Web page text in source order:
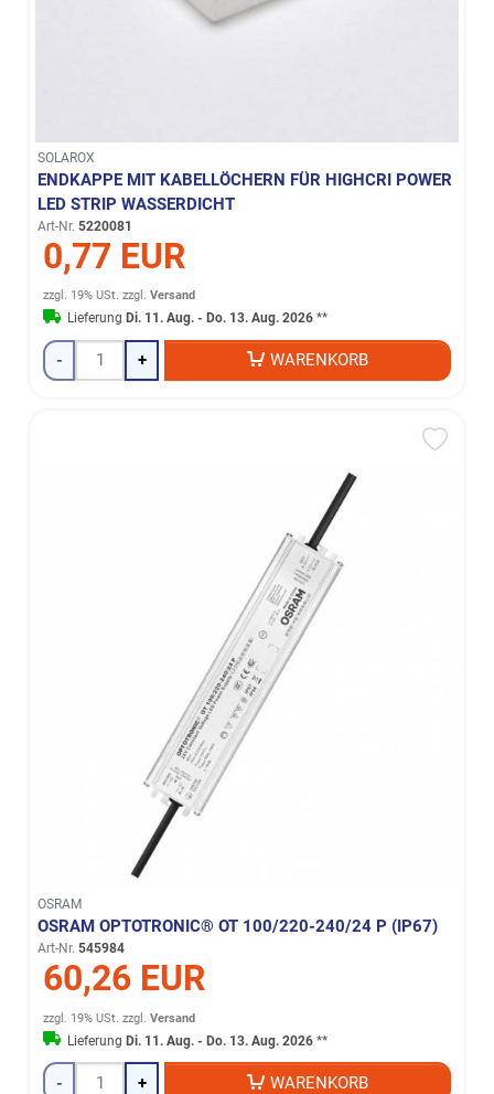
SOLAROX
ENDKAPPE MIT KABELLÖCHERN FÜR HIGHCRI POWER
LED STRIP WASSERDICHT
Art-Nr. 5220081
0,77 EUR
zzgl. 19% USt. zzgl.Versand
Lieferung Di. 11. Aug. - Do. 13. Aug. 2026 **
- + WARENKORB
OSRAM
OSRAM OPTOTRONIC® OT 100/220-240/24 P (IP67)
Art-Nr. 545984
60,26 EUR
zzgl. 19% USt. zzgl.Versand
LieferungDi. 11. Aug. - Do. 13. Aug. 2026 **
- + WARENKORB